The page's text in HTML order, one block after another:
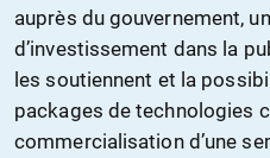
auprès du gouvernement,
d’investissement dans la
les soutiennent et la
packages de technologies
commercialisation d’une